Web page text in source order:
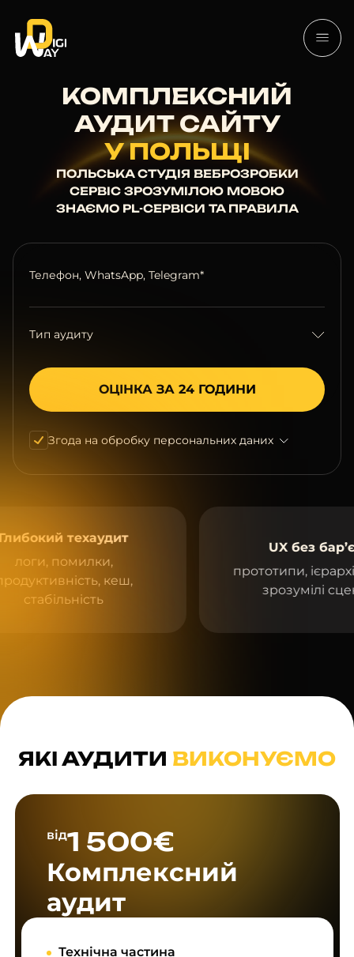
КОМПЛЕКСНИЙ
АУДИТ САЙТУ
У ПОЛЬЩІ
ПОЛЬСЬКА СТУДІЯ ВЕБРОЗРОБКИ
СЕРВІС ЗРОЗУМІЛОЮ МОВОЮ
ЗНАЄМО PL-СЕРВІСИ ТА ПРАВИЛА
Телефон, WhatsApp, Telegram*
Тип аудиту
Згода на обробку персональних даних
техаудит
помилки,
кеш,
UX без бар’єрів
прототипи, ієрархія
зрозумілі сценарії
ЯКІ АУДИТИ ВИКОНУЄМО
від1 500€
Комплексний
аудит
Технічна частина